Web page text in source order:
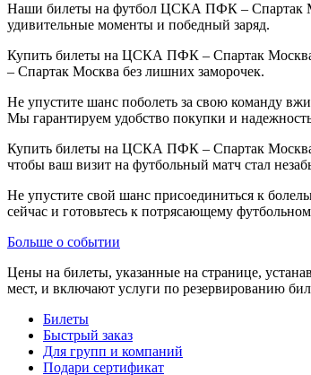
Наши билеты на футбол ЦСКА ПФК – Спартак
удивительные моменты и победный заряд.
Купить билеты на ЦСКА ПФК – Спартак Москва
– Спартак Москва без лишних заморочек.
Не упустите шанс поболеть за свою команду
Мы гарантируем удобство покупки и
Купить билеты на ЦСКА ПФК – Спартак Москва
чтобы ваш визит на футбольный матч стал
Не упустите свой шанс присоединиться к
сейчас и готовьтесь к потрясающему
Больше о событии
Цены на билеты, указанные на странице,
мест, и включают услуги по резервированию
Билеты
Быстрый заказ
Для групп и компаний
Подари сертификат